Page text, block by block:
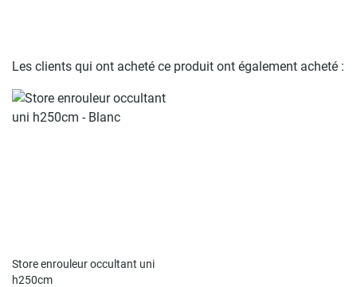
Les clients qui ont acheté ce produit ont également acheté :
Store enrouleur occultant uni
h250cm